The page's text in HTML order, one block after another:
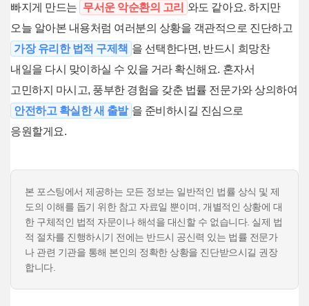
빠지게 만드는 무서운 악순환의 고리
와도 같아요. 하지만
오늘 알아본 내용처럼 여러분의 상황을 객관적으로 진단하고
가장 유리한 법적 구제책 을 선택한다면, 반드시 희망찬
내일을 다시 맞이하실 수 있을 거라 확신해요. 혼자서
고민하지 마시고, 풍부한 경험을 갖춘 법률 전문가와 상의하여
안전하고 확실한 새 출발 을 준비하시길 진심으로
응원할게요.
본 포스팅에서 제공하는 모든 정보는 일반적인 법률 상식 및 제
도의 이해를 돕기 위한 참고 자료일 뿐이며, 개별적인 상황에 대
한 구체적인 법적 자문이나 해석을 대신할 수 없습니다. 실제 법
적 절차를 진행하시기 전에는 반드시 공신력 있는 법률 전문가
나 관련 기관을 통해 본인의 정확한 상황을 진단받으시길 권장
합니다.